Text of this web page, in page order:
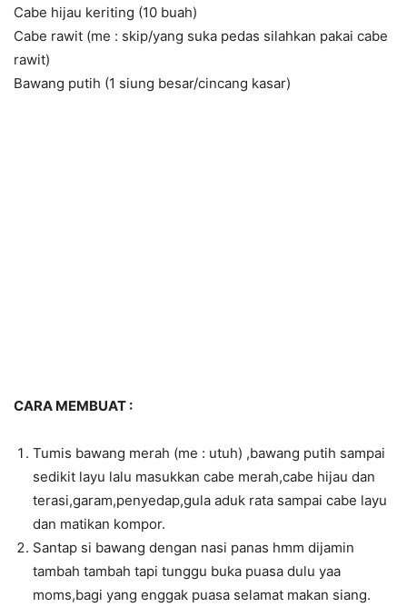
Cabe hijau keriting (10 buah)
Cabe rawit (me : skip/yang suka pedas silahkan pakai cabe
rawit)
Bawang putih (1 siung besar/cincang kasar)
CARA MEMBUAT :
Tumis bawang merah (me : utuh) ,bawang putih sampai
sedikit layu lalu masukkan cabe merah,cabe hijau dan
terasi,garam,penyedap,gula aduk rata sampai cabe layu
dan matikan kompor.
Santap si bawang dengan nasi panas hmm dijamin
tambah tambah tapi tunggu buka puasa dulu yaa
moms,bagi yang enggak puasa selamat makan siang.